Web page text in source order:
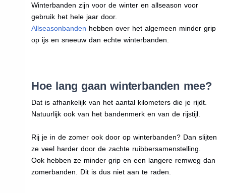
Winterbanden zijn voor de winter en allseason voor
gebruik het hele jaar door.
Allseasonbanden hebben over het algemeen minder grip
op ijs en sneeuw dan echte winterbanden.
Hoe lang gaan winterbanden mee?
Dat is afhankelijk van het aantal kilometers die je rijdt.
Natuurlijk ook van het bandenmerk en van de rijstijl.
Rij je in de zomer ook door op winterbanden? Dan slijten
ze veel harder door de zachte ruibbersamenstelling.
Ook hebben ze minder grip en een langere remweg dan
zomerbanden. Dit is dus niet aan te raden.